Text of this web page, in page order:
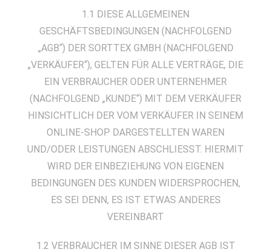
1.1 DIESE ALLGEMEINEN
GESCHÄFTSBEDINGUNGEN (NACHFOLGEND
„AGB“) DER SORTTEX GMBH (NACHFOLGEND
„VERKÄUFER“), GELTEN FÜR ALLE VERTRÄGE, DIE
EIN VERBRAUCHER ODER UNTERNEHMER
(NACHFOLGEND „KUNDE“) MIT DEM VERKÄUFER
HINSICHTLICH DER VOM VERKÄUFER IN SEINEM
ONLINE-SHOP DARGESTELLTEN WAREN
UND/ODER LEISTUNGEN ABSCHLIESST. HIERMIT
WIRD DER EINBEZIEHUNG VON EIGENEN
BEDINGUNGEN DES KUNDEN WIDERSPROCHEN,
ES SEI DENN, ES IST ETWAS ANDERES
VEREINBART
1.2 VERBRAUCHER IM SINNE DIESER AGB IST